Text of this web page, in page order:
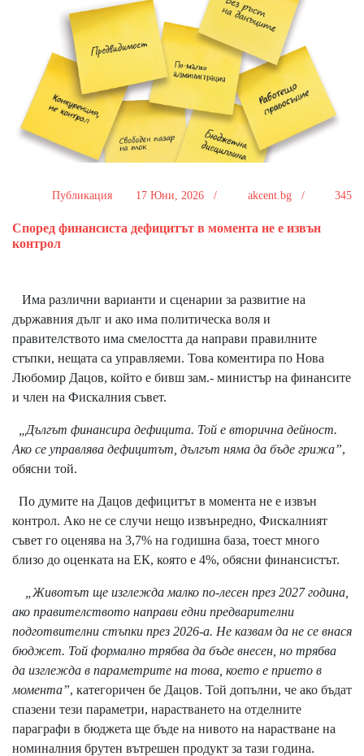
Публикация 17 Юни, 2026 / akcent.bg / 345
Според финансиста дефицитът в момента не е извън
контрол
Има различни варианти и сценарии за развитие на
държавния дълг и ако има политическа воля и
правителството има смелостта да направи правилните
стъпки, нещата са управляеми. Това коментира по Нова
Любомир Дацов, който е бивш зам.- министър на финансите
и член на Фискалния съвет.
„Дългът финансира дефицита. Той е вторична дейност.
Ако се управлява дефицитът, дългът няма да бъде грижа”,
обясни той.
По думите на Дацов дефицитът в момента не е извън
контрол. Ако не се случи нещо извънредно, Фискалният
съвет го оценява на 3,7% на годишна база, тоест много
близо до оценката на ЕК, която е 4%, обясни финансистът.
„Животът ще изглежда малко по-лесен през 2027 година,
ако правителството направи едни предварителни
подготвителни стъпки през 2026-а. Не казвам да не се внася
бюджет. Той формално трябва да бъде внесен, но трябва
да изглежда в параметрите на това, което е прието в
момента”, категоричен бе Дацов. Той допълни, че ако бъдат
спазени тези параметри, нарастването на отделните
параграфи в бюджета ще бъде на нивото на нарастване на
номиналния брутен вътрешен продукт за тази година.